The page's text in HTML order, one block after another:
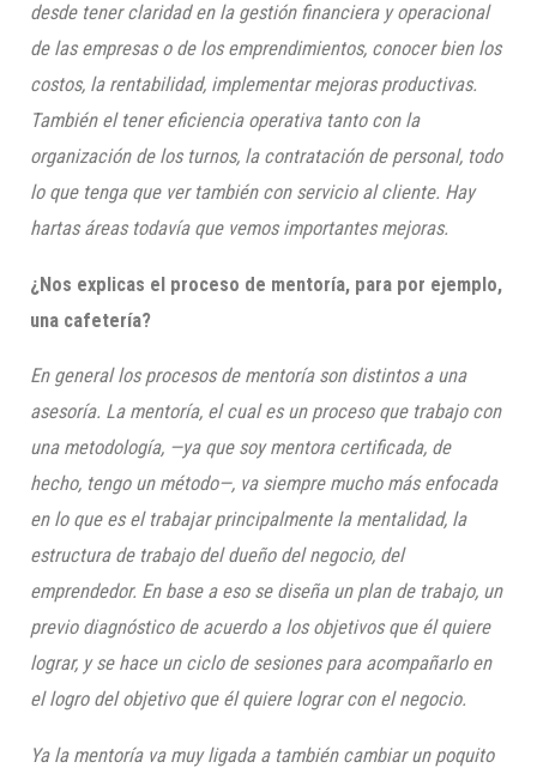
desde tener claridad en la gestión financiera y operacional
de las empresas o de los emprendimientos, conocer bien los
costos, la rentabilidad, implementar mejoras productivas.
También el tener eficiencia operativa tanto con la
organización de los turnos, la contratación de personal, todo
lo que tenga que ver también con servicio al cliente. Hay
hartas áreas todavía que vemos importantes mejoras.
¿Nos explicas el proceso de mentoría, para por ejemplo,
una cafetería?
En general los procesos de mentoría son distintos a una
asesoría. La mentoría, el cual es un proceso que trabajo con
una metodología, —ya que soy mentora certificada, de
hecho, tengo un método—, va siempre mucho más enfocada
en lo que es el trabajar principalmente la mentalidad, la
estructura de trabajo del dueño del negocio, del
emprendedor. En base a eso se diseña un plan de trabajo, un
previo diagnóstico de acuerdo a los objetivos que él quiere
lograr, y se hace un ciclo de sesiones para acompañarlo en
el logro del objetivo que él quiere lograr con el negocio.
Ya la mentoría va muy ligada a también cambiar un poquito